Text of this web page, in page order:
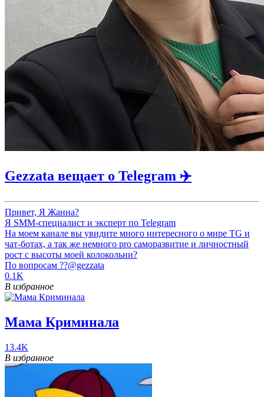
Gezzata вещает о Telegram ✈️
Привет, Я Жанна?
Я SMM-специалист и эксперт по Telegram
На моем канале вы увидите много интересного о мире TG и
чат-ботах, а так же немного pro саморазвитие и личностный
рост с высоты моей колокольни?
По вопросам ??@gezzata
0.1K
В избранное
Мама Криминала
13.4K
В избранное